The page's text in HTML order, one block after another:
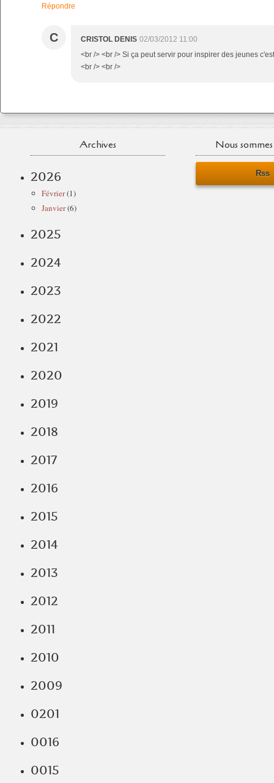
Répondre
C CRISTOL DENIS 02/03/2012 11:00
<br /> <br /> Si ça peut servir pour inspirer des jeunes
<br /> <br />
Archives
2026
Février(1)
Janvier(6)
2025
2024
2023
2022
2021
2020
2019
2018
2017
2016
2015
2014
2013
2012
2011
2010
2009
0201
0016
0015
Nous
Rss